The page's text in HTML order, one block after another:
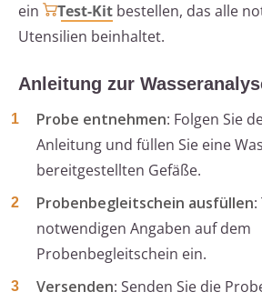
ein
Test-Kit bestellen, das alle
Utensilien beinhaltet.
Anleitung zur
Probe entnehmen: Folgen Sie
Anleitung und füllen Sie eine
bereitgestellten Gefäße.
Probenbegleitschein ausfüllen:
notwendigen Angaben auf dem
Probenbegleitschein ein.
Versenden: Senden Sie die